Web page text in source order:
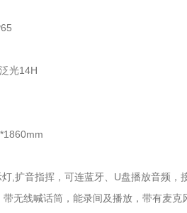
光14H
,扩音指挥，可连蓝牙、U盘播放音频，
无线喊话筒，能录间及播放，带有麦克